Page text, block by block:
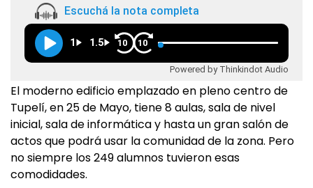
Escuchá la nota completa
1 1.5 10 10
Powered by Thinkindot Audio
El moderno edificio emplazado en pleno centro de
Tupelí, en 25 de Mayo, tiene 8 aulas, sala de nivel
inicial, sala de informática y hasta un gran salón de
actos que podrá usar la comunidad de la zona. Pero
no siempre los 249 alumnos tuvieron esas
comodidades.